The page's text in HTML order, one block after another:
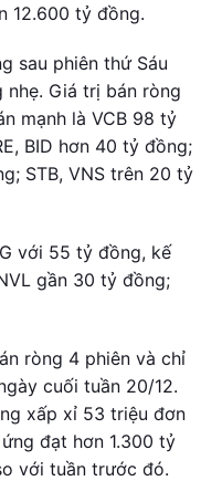
12.600 tỷ đồng.
sau phiên thứ Sáu
Giá trị bán ròng
mạnh là VCB 98 tỷ
BID hơn 40 tỷ đồng;
STB, VNS trên 20 tỷ
với 55 tỷ đồng, kế
gần 30 tỷ đồng;
ròng 4 phiên và chỉ
cuối tuần 20/12.
xấp xỉ 53 triệu đơn
đạt hơn 1.300 tỷ
với tuần trước đó.